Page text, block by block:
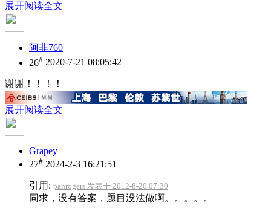
展开阅读全文
阿非760
26# 2020-7-21 08:05:42
谢谢！！！！
展开阅读全文
Grapey
27# 2024-2-3 16:21:51
引用: panrogers 发表于 2012-8-20 07:30
同求，没有答案，题目没法做啊。。。。。